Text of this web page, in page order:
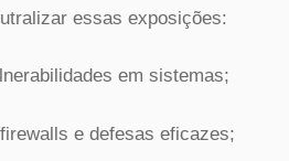
essas exposições:
em sistemas;
e defesas eficazes;